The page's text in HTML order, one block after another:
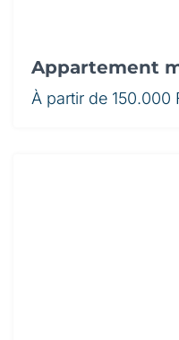
À partir de 150.000